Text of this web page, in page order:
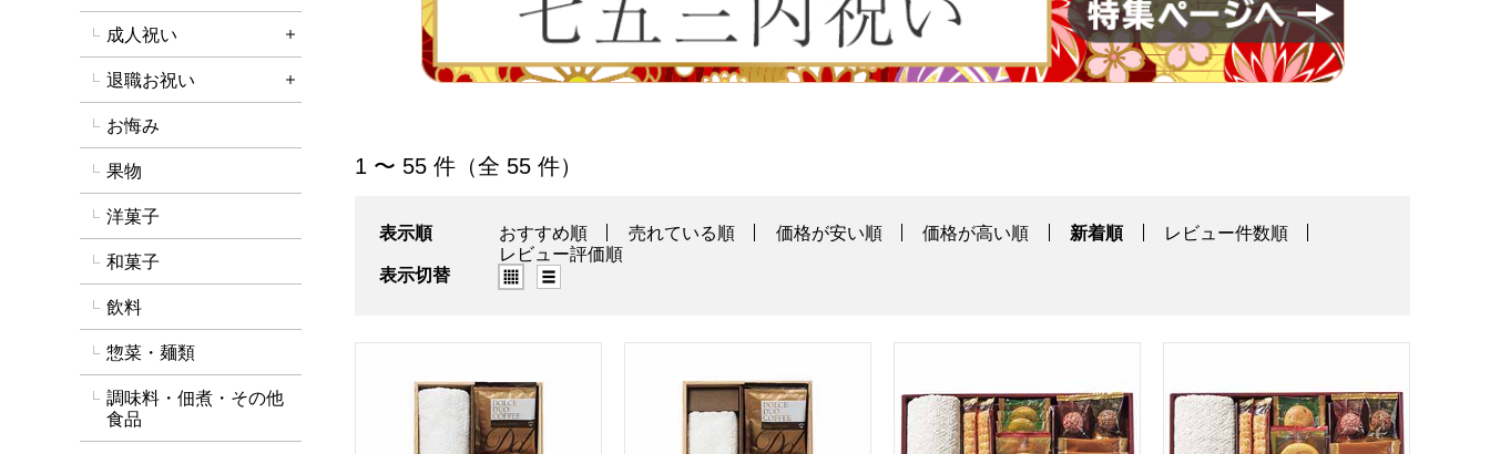
「タオル・洗剤」の商品一覧
1 〜 55 件（全 55 件）
表示順 おすすめ順 売れている順 価格が安い順 価格が高い順 新着順
レビュー件数順
レビュー評価順
表示切替
グリッド表示（タイル表示）
成人祝い
詳細を開く
退職お祝い
詳細を開く
お悔み
果物
洋菓子
和菓子
飲料
惣菜・麺類
調味料・佃煮・その他
食品